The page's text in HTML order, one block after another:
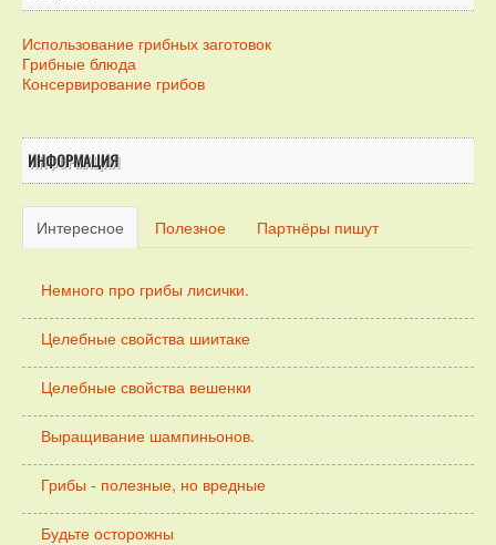
Использование грибных заготовок
Грибные блюда
Консервирование грибов
ИНФОРМАЦИЯ
Интересное Полезное Партнёры пишут
Немного про грибы лисички.
Целебные свойства шиитаке
Целебные свойства вешенки
Выращивание шампиньонов.
Грибы - полезные, но вредные
Будьте осторожны